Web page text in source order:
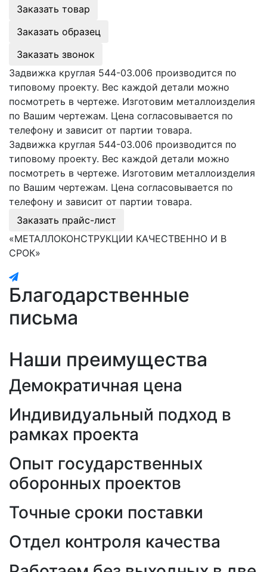
Заказать товар
Заказать образец
Заказать звонок
Задвижка круглая 544-03.006 производится по
типовому проекту. Вес каждой детали можно
посмотреть в чертеже. Изготовим металлоизделия
по Вашим чертежам. Цена согласовывается по
телефону и зависит от партии товара.
Задвижка круглая 544-03.006 производится по
типовому проекту. Вес каждой детали можно
посмотреть в чертеже. Изготовим металлоизделия
по Вашим чертежам. Цена согласовывается по
телефону и зависит от партии товара.
Заказать прайс-лист
«МЕТАЛЛОКОНСТРУКЦИИ КАЧЕСТВЕННО И В
СРОК»
Благодарственные
письма
Наши преимущества
Демократичная цена
Индивидуальный подход в
рамках проекта
Опыт государственных
оборонных проектов
Точные сроки поставки
Отдел контроля качества